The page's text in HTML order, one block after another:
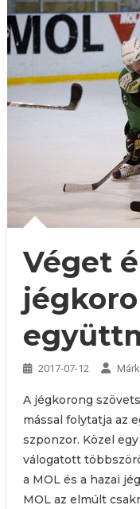
Véget
2017-07-12
A jégkorong
mással folytatja az
szponzor. Közel
válogatott
a MOL és a hazai
MOL az elmúlt